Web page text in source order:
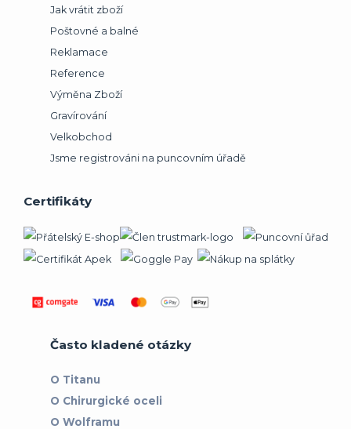
Jak vrátit zboží
Poštovné a balné
Reklamace
Reference
Výměna Zboží
Gravírování
Velkobchod
Jsme registrováni na puncovním úřadě
Certifikáty
Často kladené otázky
O Titanu
O Chirurgické oceli
O Wolframu